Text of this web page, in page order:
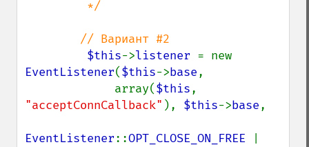
$this->listener
EventListener($this->base,
             array(
$this
"acceptConnCallback" ), $this->base,
EventListener::OPT_CLOSE_ON_FREE